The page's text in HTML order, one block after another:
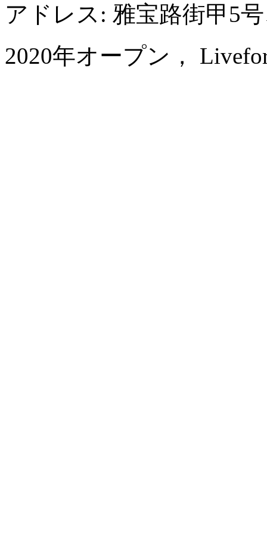
アドレス: 雅宝路街甲5
2020年オープン，